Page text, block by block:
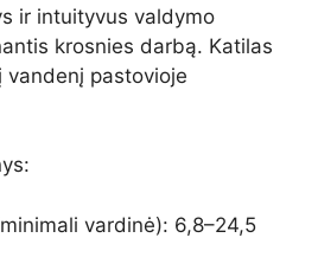
ir intuityvus valdymo
krosnies darbą. Katilas
pastovioje
vardinė): 6,8–24,5